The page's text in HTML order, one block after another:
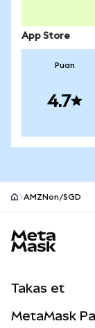
App Store
Puan
4.7
AMZNon/SGD
Takas et
MetaMask